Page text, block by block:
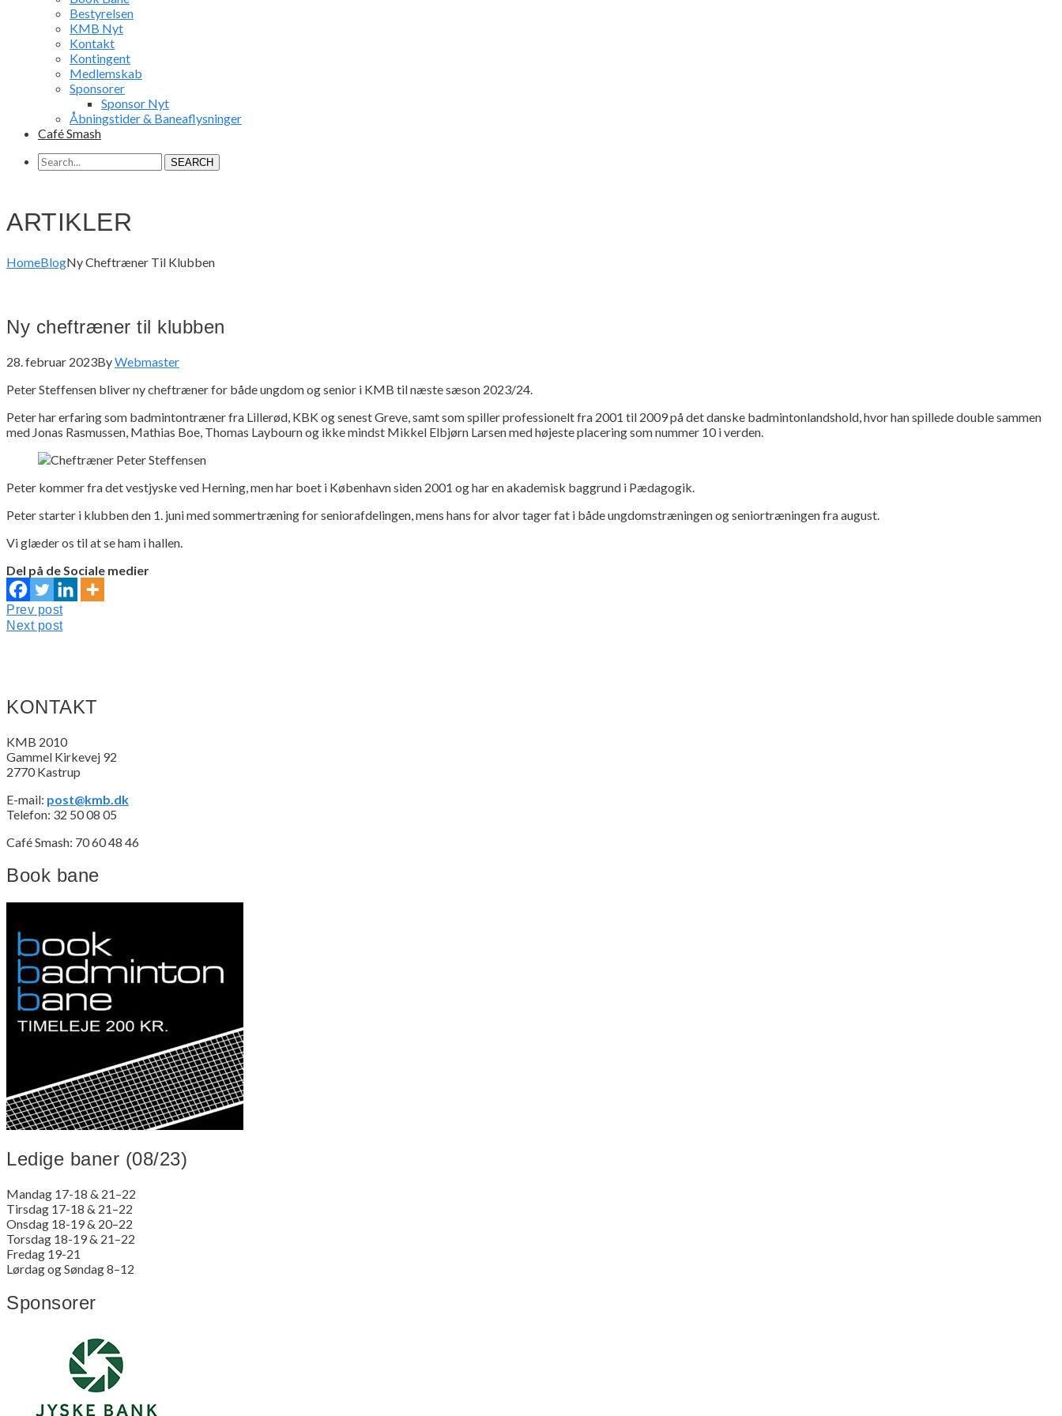
Bestyrelsen
KMB Nyt
Kontakt
Kontingent
Medlemskab
Sponsorer
Sponsor Nyt
Åbningstider & Baneaflysninger
Café Smash
SEARCH
ARTIKLER
HomeBlogNy Cheftræner Til Klubben
Ny cheftræner til klubben
28. februar 2023ByWebmaster
Peter Steffensen bliver ny cheftræner for både ungdom og senior i KMB til næste sæson 2023/24.
Peter har erfaring som badmintontræner fra Lillerød, KBK og senest Greve, samt som spiller professionelt fra 2001 til 2009 på det danske badmintonlandshold, hvor han spillede double sammen
med Jonas Rasmussen, Mathias Boe, Thomas Laybourn og ikke mindst Mikkel Elbjørn Larsen med højeste placering som nummer 10 i verden.
Peter kommer fra det vestjyske ved Herning, men har boet i København siden 2001 og har en akademisk baggrund i Pædagogik.
Peter starter i klubben den 1. juni med sommertræning for seniorafdelingen, mens hans for alvor tager fat i både ungdomstræningen og seniortræningen fra august.
Vi glæder os til at se ham i hallen.
Del på de Sociale medier
Indlægsnavigation
Prev postPrev
post:
Next postNext
KONTAKT
KMB 2010
Gammel Kirkevej 92
2770 Kastrup
E-mail: post@kmb.dk
Telefon: 32 50 08 05
Café Smash: 70 60 48 46
Book bane
Ledige baner (08/23)
Mandag 17-18 & 21–22
Tirsdag 17-18 & 21–22
Onsdag 18-19 & 20–22
Torsdag 18-19 & 21–22
Fredag 19-21
Lørdag og Søndag 8–12
Sponsorer